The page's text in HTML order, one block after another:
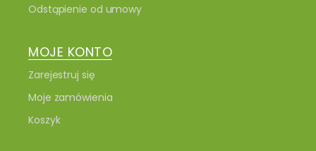
Odstąpienie od umowy
MOJE KONTO
Zarejestruj się
Moje zamówienia
Koszyk